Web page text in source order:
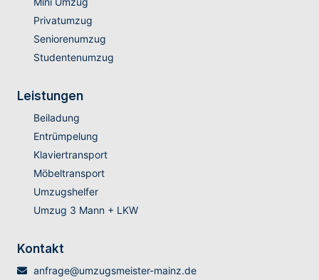
Privatumzug
Seniorenumzug
Studentenumzug
Leistungen
Beiladung
Entrümpelung
Klaviertransport
Möbeltransport
Umzugshelfer
Umzug 3 Mann + LKW
Kontakt
anfrage@umzugsmeister-mainz.de